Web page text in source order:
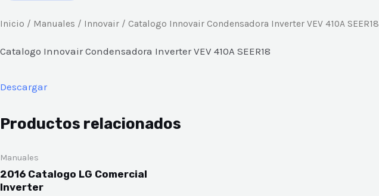
Inicio / Manuales / Innovair / Catalogo Innovair Condensadora Inverter VEV 410A SEER18
Catalogo Innovair Condensadora Inverter VEV 410A SEER18
Descargar
Productos relacionados
Manuales
2016 Catalogo LG Comercial
Inverter